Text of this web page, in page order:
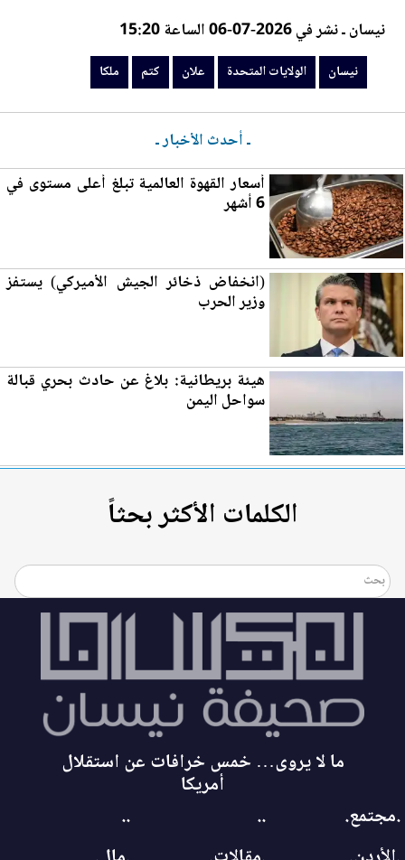
نيسان ـ نشر في 2026-07-06 الساعة 15:20
نيسان الولايات المتحدة علان كتم ملكا
ـ أحدث الأخبار ـ
أسعار القهوة العالمية تبلغ أعلى مستوى في
6 أشهر
(انخفاض ذخائر الجيش الأميركي) يستفز
وزير الحرب
هيئة بريطانية: بلاغ عن حادث بحري قبالة
سواحل اليمن
الكلمات الأكثر بحثاً
ما لا يروى… خمس خرافات عن استقلال
أمريكا
.مجتمع.
..
..